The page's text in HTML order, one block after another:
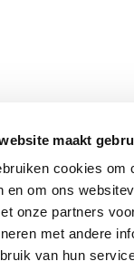
maakt
cookies om
en om ons
onze partners
met andere
van hun